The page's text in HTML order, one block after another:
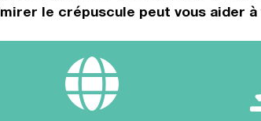
le crépuscule peut vous aider